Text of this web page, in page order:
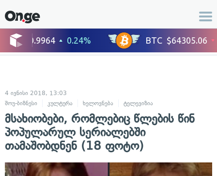
4 ივნისი 2018, 13:03
შოუ-ბიზნესი
კულტურა ხელოვნება ტელევიზია
მსახიობები, რომლებიც წლების წინ
პოპულარულ სერიალებში
თამაშობდნენ (18 ფოტო)